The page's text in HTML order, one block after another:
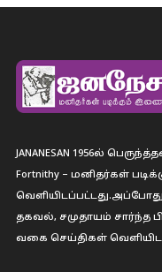
JANANESAN 1956ல்
Fortnithy – மனிதர்கள்
தகவல், சமுதாயம் சார்ந்த
வகை செய்திகள்